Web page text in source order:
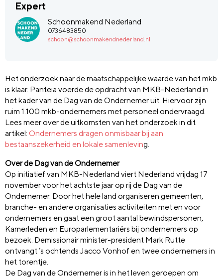
Expert
Schoonmakend Nederland
0736483850
schoon@schoonmakendnederland.nl
Het onderzoek naar de maatschappelijke waarde van het mkb
is klaar. Panteia voerde de opdracht van MKB-Nederland in
het kader van de Dag van de Ondernemer uit. Hiervoor zijn
ruim 1.100 mkb-ondernemers met personeel ondervraagd.
Lees meer over de uitkomsten van het onderzoek in dit
artikel: Ondernemers dragen onmisbaar bij aan
bestaanszekerheid en lokale samenleving.
Over de Dag van de Ondernemer
Op initiatief van MKB-Nederland viert Nederland vrijdag 17
november voor het achtste jaar op rij de Dag van de
Ondernemer. Door het hele land organiseren gemeenten,
branche- en andere organisaties activiteiten met en voor
ondernemers en gaat een groot aantal bewindspersonen,
Kamerleden en Europarlementariërs bij ondernemers op
bezoek. Demissionair minister-president Mark Rutte
ontvangt ’s ochtends Jacco Vonhof en twee ondernemers in
het torentje.
De Dag van de Ondernemer is in het leven geroepen om